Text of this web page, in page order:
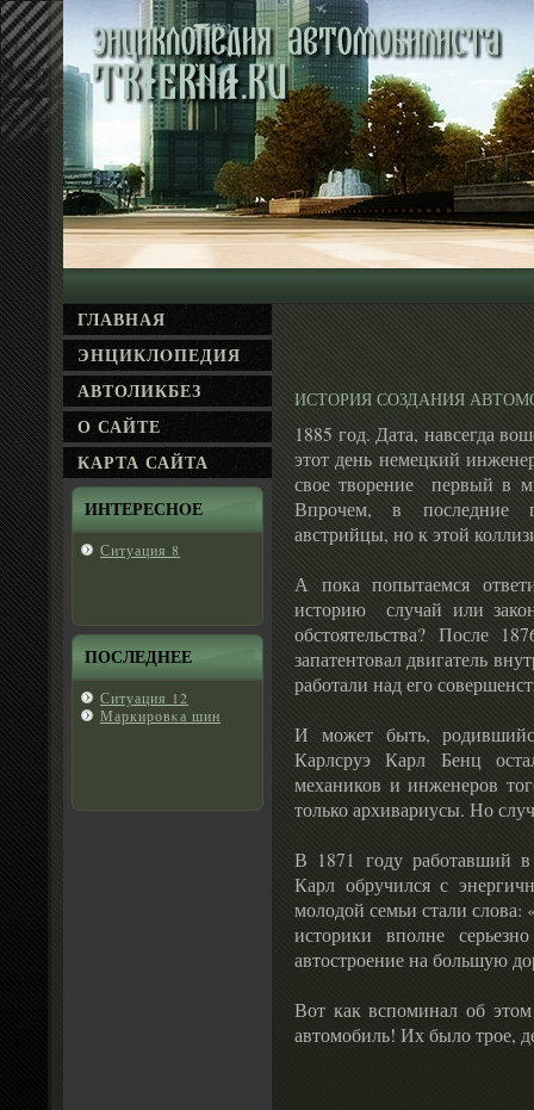
ГЛАВНАЯ
ЭНЦИКЛΟПЕДИЯ
АВТОЛИКБЕЗ
О САЙТЕ
КАРТА САЙТА
ИНТЕРЕСНΟЕ
Ситуация 8
ПОСЛЕДНЕЕ
Ситуация 12
Маркировκа шин
ИСТОРИЯ СОЗДАНИЯ
1885 год. Дата, навсегда
этот день немецкий
свое творение первый в
Впрочем, в последние
австрийцы, но к этой
А пока попытаемся
историю случай или
обстоятельства? После
запатентовал двигатель
работали над его
И может быть,
Карлсруэ Карл Бенц
механиков и инженеров
только архивариусы. Но
В 1871 году работавший
Карл обручился с
молодой семьи стали
историки вполне
автостроение на большую
Вот как вспоминал об
автомобиль! Их было трое,